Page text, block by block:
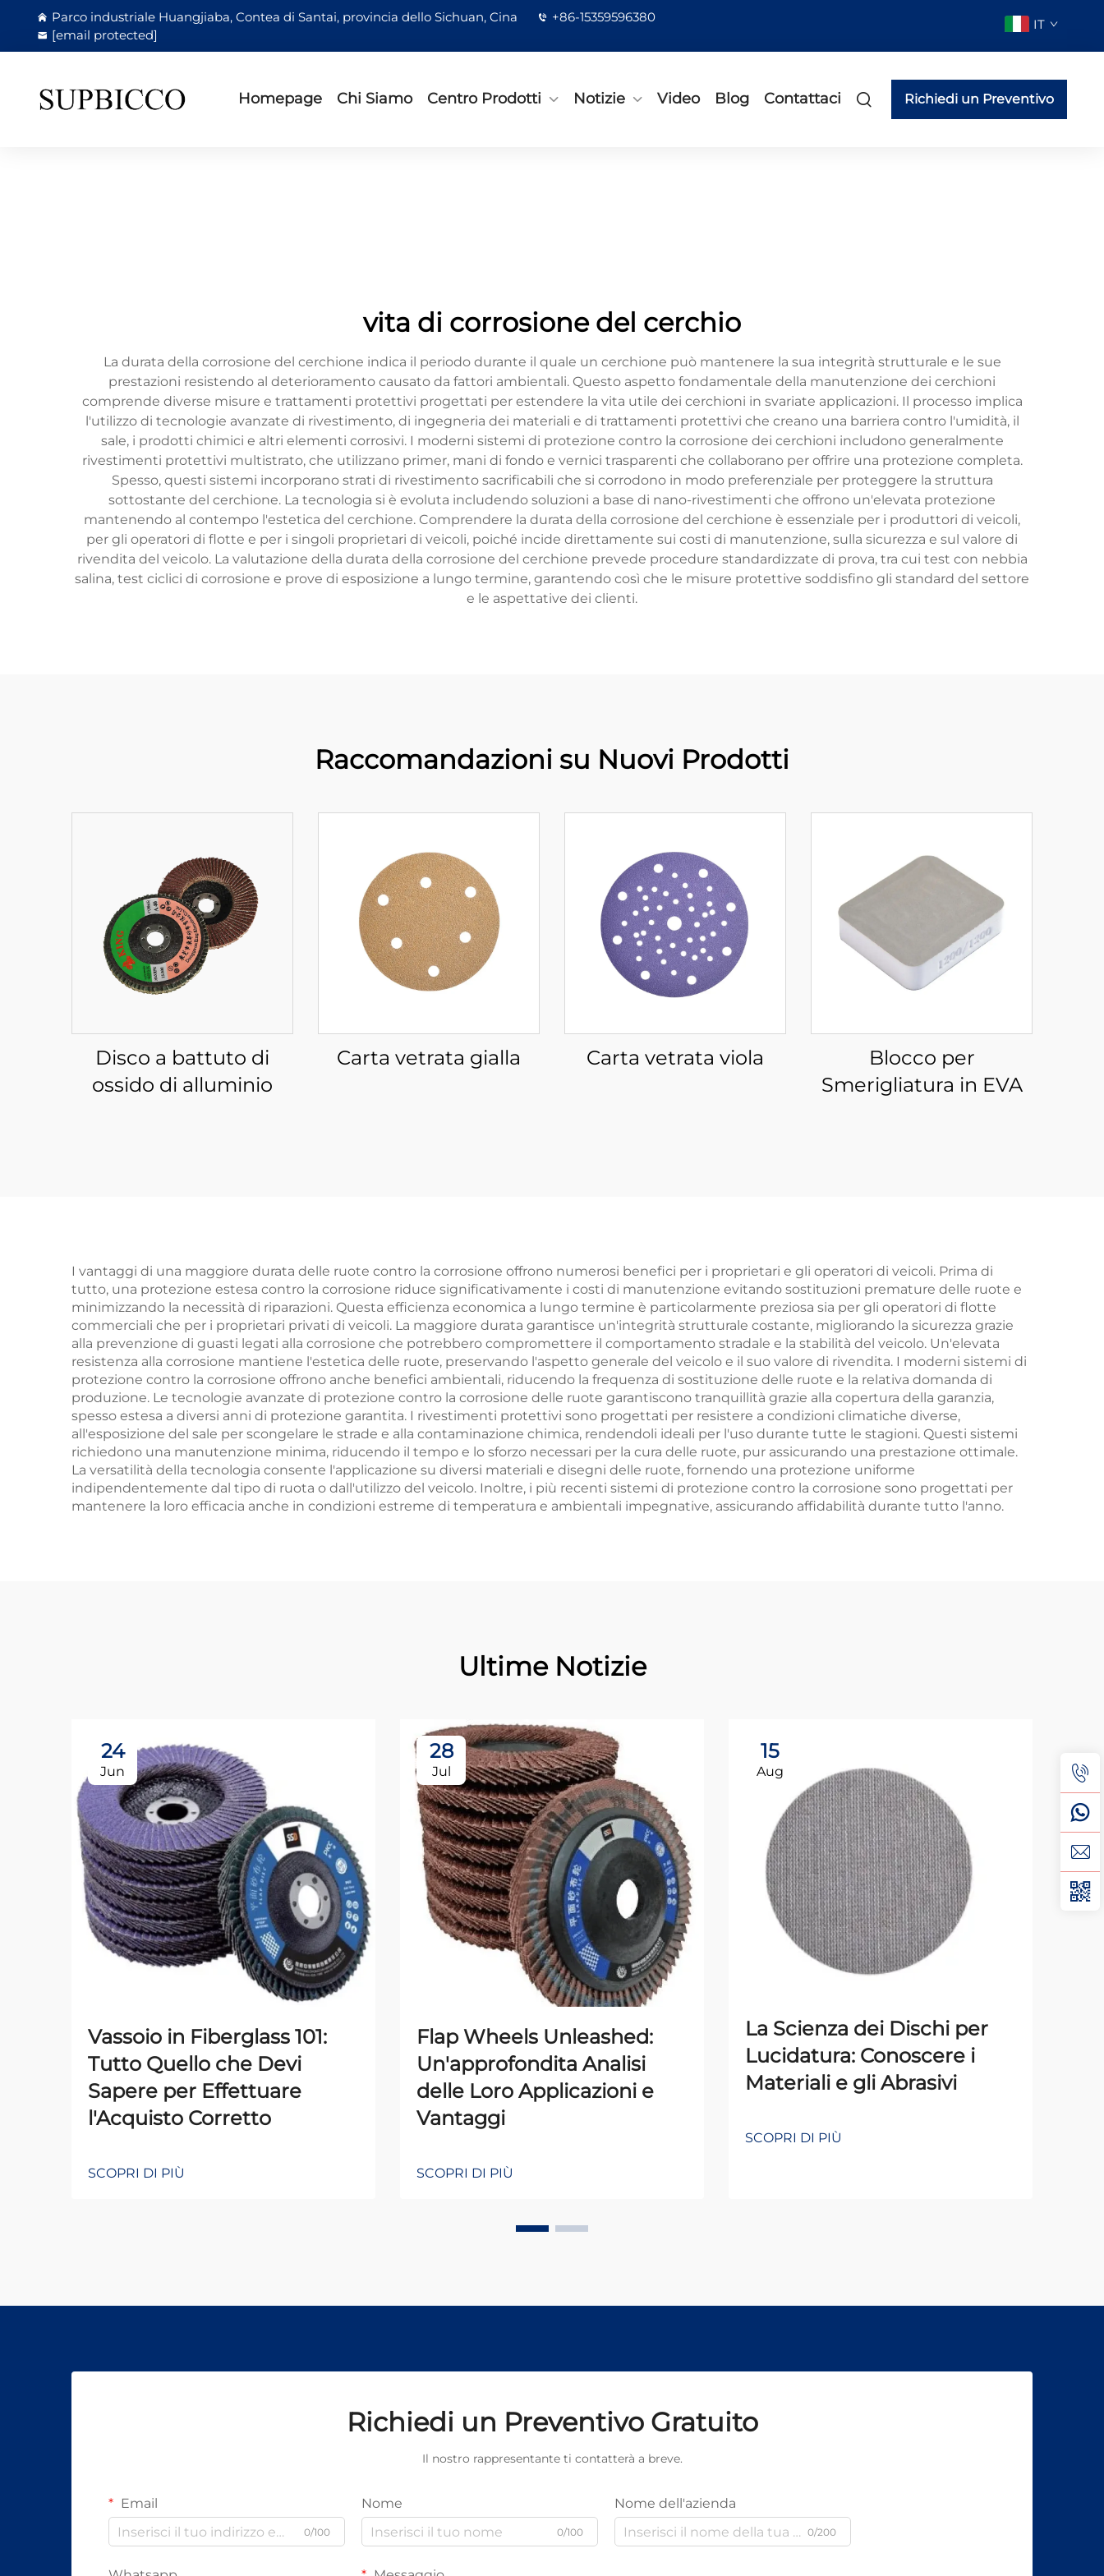
Parco industriale Huangjiaba, Contea di Santai, provincia dello Sichuan, Cina
+86-15359596380
[email protected]
IT
Homepage Chi Siamo Centro Prodotti Notizie Video Blog Contattaci Richiedi un Preventivo
vita di corrosione del cerchio
La durata della corrosione del cerchione indica il periodo durante il quale un cerchione può mantenere la sua integrità strutturale e le sue
prestazioni resistendo al deterioramento causato da fattori ambientali. Questo aspetto fondamentale della manutenzione dei cerchioni
comprende diverse misure e trattamenti protettivi progettati per estendere la vita utile dei cerchioni in svariate applicazioni. Il processo implica
l'utilizzo di tecnologie avanzate di rivestimento, di ingegneria dei materiali e di trattamenti protettivi che creano una barriera contro l'umidità, il
sale, i prodotti chimici e altri elementi corrosivi. I moderni sistemi di protezione contro la corrosione dei cerchioni includono generalmente
rivestimenti protettivi multistrato, che utilizzano primer, mani di fondo e vernici trasparenti che collaborano per offrire una protezione completa.
Spesso, questi sistemi incorporano strati di rivestimento sacrificabili che si corrodono in modo preferenziale per proteggere la struttura
sottostante del cerchione. La tecnologia si è evoluta includendo soluzioni a base di nano-rivestimenti che offrono un'elevata protezione
mantenendo al contempo l'estetica del cerchione. Comprendere la durata della corrosione del cerchione è essenziale per i produttori di veicoli,
per gli operatori di flotte e per i singoli proprietari di veicoli, poiché incide direttamente sui costi di manutenzione, sulla sicurezza e sul valore di
rivendita del veicolo. La valutazione della durata della corrosione del cerchione prevede procedure standardizzate di prova, tra cui test con nebbia
salina, test ciclici di corrosione e prove di esposizione a lungo termine, garantendo così che le misure protettive soddisfino gli standard del settore
e le aspettative dei clienti.
Raccomandazioni su Nuovi Prodotti
Disco a battuto di
ossido di alluminio
Carta vetrata gialla Carta vetrata viola
Blocco per
Smerigliatura in EVA
I vantaggi di una maggiore durata delle ruote contro la corrosione offrono numerosi benefici per i proprietari e gli operatori di veicoli. Prima di
tutto, una protezione estesa contro la corrosione riduce significativamente i costi di manutenzione evitando sostituzioni premature delle ruote e
minimizzando la necessità di riparazioni. Questa efficienza economica a lungo termine è particolarmente preziosa sia per gli operatori di flotte
commerciali che per i proprietari privati di veicoli. La maggiore durata garantisce un'integrità strutturale costante, migliorando la sicurezza grazie
alla prevenzione di guasti legati alla corrosione che potrebbero compromettere il comportamento stradale e la stabilità del veicolo. Un'elevata
resistenza alla corrosione mantiene l'estetica delle ruote, preservando l'aspetto generale del veicolo e il suo valore di rivendita. I moderni sistemi di
protezione contro la corrosione offrono anche benefici ambientali, riducendo la frequenza di sostituzione delle ruote e la relativa domanda di
produzione. Le tecnologie avanzate di protezione contro la corrosione delle ruote garantiscono tranquillità grazie alla copertura della garanzia,
spesso estesa a diversi anni di protezione garantita. I rivestimenti protettivi sono progettati per resistere a condizioni climatiche diverse,
all'esposizione del sale per scongelare le strade e alla contaminazione chimica, rendendoli ideali per l'uso durante tutte le stagioni. Questi sistemi
richiedono una manutenzione minima, riducendo il tempo e lo sforzo necessari per la cura delle ruote, pur assicurando una prestazione ottimale.
La versatilità della tecnologia consente l'applicazione su diversi materiali e disegni delle ruote, fornendo una protezione uniforme
indipendentemente dal tipo di ruota o dall'utilizzo del veicolo. Inoltre, i più recenti sistemi di protezione contro la corrosione sono progettati per
mantenere la loro efficacia anche in condizioni estreme di temperatura e ambientali impegnative, assicurando affidabilità durante tutto l'anno.
Ultime Notizie
24
Jun
Vassoio in Fiberglass 101:
Tutto Quello che Devi
Sapere per Effettuare
l'Acquisto Corretto
SCOPRI DI PIÙ
28
Jul
Flap Wheels Unleashed:
Un'approfondita Analisi
delle Loro Applicazioni e
Vantaggi
SCOPRI DI PIÙ
15
Aug
La Scienza dei Dischi per
Lucidatura: Conoscere i
Materiali e gli Abrasivi
SCOPRI DI PIÙ
Richiedi un Preventivo Gratuito
Il nostro rappresentante ti contatterà a breve.
Email
0/100
Nome
0/100
Nome dell'azienda
0/200